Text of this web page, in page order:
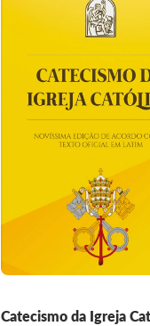
Catecismo da Igreja